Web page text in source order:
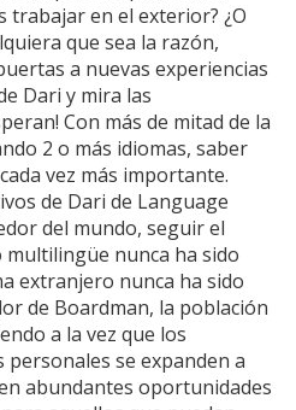
trabajar en el exterior? ¿O
que sea la razón,
a nuevas experiencias
Dari y mira las
Con más de mitad de la
2 o más idiomas, saber
vez más importante.
de Dari de Language
del mundo, seguir el
nunca ha sido
extranjero nunca ha sido
de Boardman, la población
a la vez que los
personales se expanden a
abundantes oportunidades